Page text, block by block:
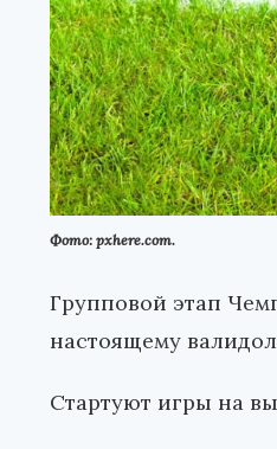
Фото: pxhere.com.
Групповой этап
настоящему
Стартуют игры на